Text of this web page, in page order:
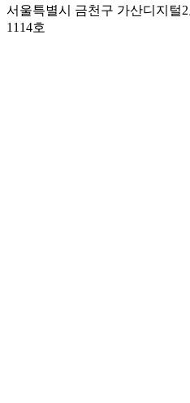
서울특별시 금천구 가산디지털
1114호